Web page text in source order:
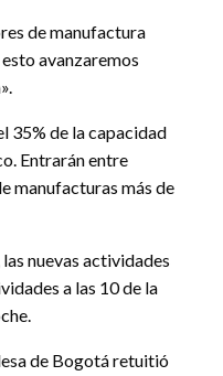
de manufactura
avanzaremos
35% de la capacidad
Entrarán entre
manufacturas más de
nuevas actividades
a las 10 de la
de Bogotá retuitió